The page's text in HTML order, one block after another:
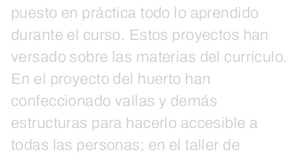
puesto en práctica todo lo aprendido
durante el curso. Estos proyectos han
versado sobre las materias del currículo.
En el proyecto del huerto han
confeccionado vallas y demás
estructuras para hacerlo accesible a
todas las personas; en el taller de